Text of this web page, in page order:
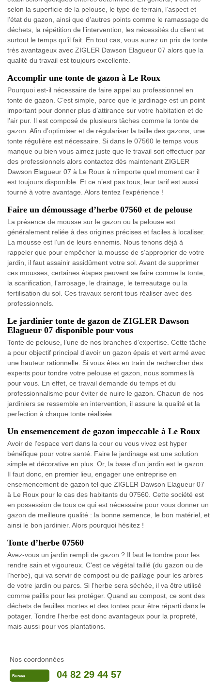
selon la superficie de la pelouse, le type de terrain, l’aspect et
l’état du gazon, ainsi que d’autres points comme le ramassage de
déchets, la répétition de l’intervention, les nécessités du client et
surtout le temps qu’il fait. En tout cas, vous aurez un prix de tonte
très avantageux avec ZIGLER Dawson Elagueur 07 alors que la
qualité du travail est toujours excellente.
Accomplir une tonte de gazon à Le Roux
Pourquoi est-il nécessaire de faire appel au professionnel en
tonte de gazon. C’est simple, parce que le jardinage est un point
important pour donner plus d’attirance sur votre habitation et de
l’air pur. Il est composé de plusieurs tâches comme la tonte de
gazon. Afin d’optimiser et de régulariser la taille des gazons, une
tonte régulière est nécessaire. Si dans le 07560 le temps vous
manque ou bien vous aimez juste que le travail soit effectuer par
des professionnels alors contactez dès maintenant ZIGLER
Dawson Elagueur 07 à Le Roux à n’importe quel moment car il
est toujours disponible. Et ce n’est pas tous, leur tarif est aussi
tourné à votre avantage. Alors tentez l’expérience !
Faire un démoussage d’herbe 07560 et de pelouse
La présence de mousse sur le gazon ou la pelouse est
généralement reliée à des origines précises et faciles à localiser.
La mousse est l’un de leurs ennemis. Nous tenons déjà à
rappeler que pour empêcher la mousse de s’approprier de votre
jardin, il faut assainir assidûment votre sol. Avant de supprimer
ces mousses, certaines étapes peuvent se faire comme la tonte,
la scarification, l’arrosage, le drainage, le terreautage ou la
fertilisation du sol. Ces travaux seront tous réaliser avec des
professionnels.
Le jardinier tonte de gazon de ZIGLER Dawson
Elagueur 07 disponible pour vous
Tonte de pelouse, l’une de nos branches d’expertise. Cette tâche
a pour objectif principal d’avoir un gazon épais et vert armé avec
une hauteur rationnelle. Si vous êtes en train de rechercher des
experts pour tondre votre pelouse et gazon, nous sommes là
pour vous. En effet, ce travail demande du temps et du
professionnalisme pour éviter de nuire le gazon. Chacun de nos
jardiniers se ressemble en intervention, il assure la qualité et la
perfection à chaque tonte réalisée.
Un ensemencement de gazon impeccable à Le Roux
Avoir de l’espace vert dans la cour ou vous vivez est hyper
bénéfique pour votre santé. Faire le jardinage est une solution
simple et décorative en plus. Or, la base d’un jardin est le gazon.
Il faut donc, en premier lieu, engager une entreprise en
ensemencement de gazon tel que ZIGLER Dawson Elagueur 07
à Le Roux pour le cas des habitants du 07560. Cette société est
en possession de tous ce qui est nécessaire pour vous donner un
gazon de meilleure qualité : la bonne semence, le bon matériel, et
ainsi le bon jardinier. Alors pourquoi hésitez !
Tonte d’herbe 07560
Avez-vous un jardin rempli de gazon ? Il faut le tondre pour les
rendre sain et vigoureux. C'est ce végétal taillé (du gazon ou de
l’herbe), qui va servir de compost ou de paillage pour les arbres
de votre jardin ou parcs. Si l’herbe sera séchée, il va être utilisé
comme paillis pour les protéger. Quand au compost, ce sont des
déchets de feuilles mortes et des tontes pour être réparti dans le
potager. Tondre l’herbe est donc avantageux pour la propreté,
mais aussi pour vos plantations.
Nos coordonnées
Bureau 04 82 29 44 57